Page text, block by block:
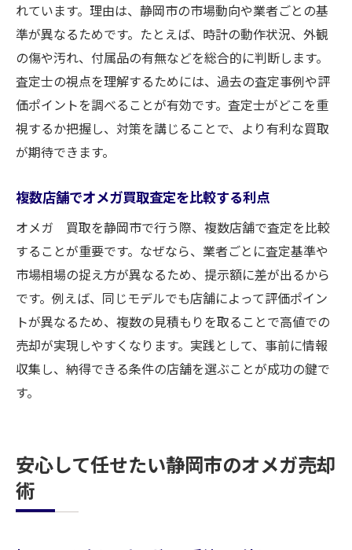
れています。理由は、静岡市の市場動向や業者ごとの基
準が異なるためです。たとえば、時計の動作状況、外観
の傷や汚れ、付属品の有無などを総合的に判断します。
査定士の視点を理解するためには、過去の査定事例や評
価ポイントを調べることが有効です。査定士がどこを重
視するか把握し、対策を講じることで、より有利な買取
が期待できます。
複数店舗でオメガ買取査定を比較する利点
オメガ 買取を静岡市で行う際、複数店舗で査定を比較
することが重要です。なぜなら、業者ごとに査定基準や
市場相場の捉え方が異なるため、提示額に差が出るから
です。例えば、同じモデルでも店舗によって評価ポイン
トが異なるため、複数の見積もりを取ることで高値での
売却が実現しやすくなります。実践として、事前に情報
収集し、納得できる条件の店舗を選ぶことが成功の鍵で
す。
安心して任せたい静岡市のオメガ売却
術